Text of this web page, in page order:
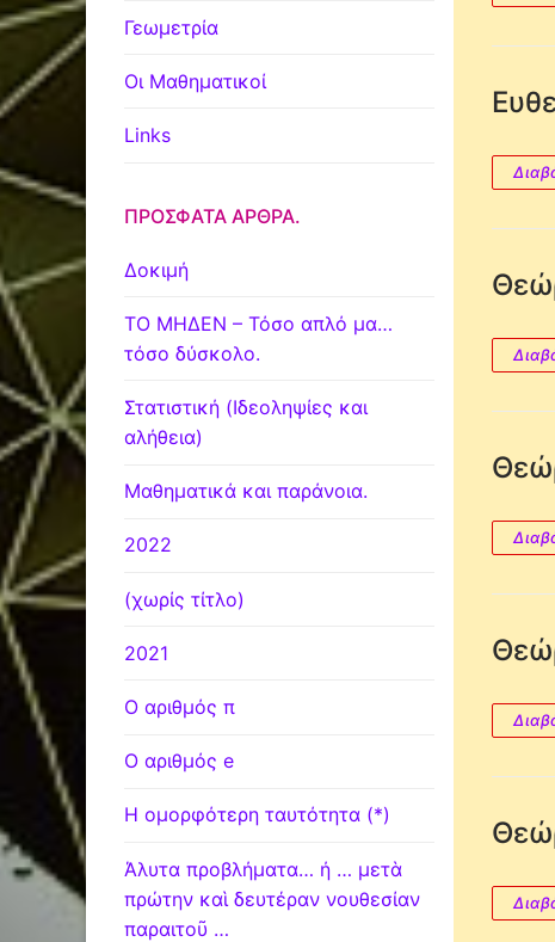
Γεωμετρία
Οι Μαθηματικοί
Links
ΠΡΌΣΦΑΤΑ ΆΡΘΡΑ.
Δοκιμή
ΤΟ ΜΗΔΕΝ – Τόσο απλό μα…
τόσο δύσκολο.
Στατιστική (Ιδεοληψίες και
αλήθεια)
Μαθηματικά και παράνοια.
2022
(χωρίς τίτλο)
2021
Ο αριθμός π
Ο αριθμός e
Η ομορφότερη ταυτότητα (*)
Άλυτα προβλήματα… ή … μετὰ
πρώτην καὶ δευτέραν νουθεσίαν
παραιτοῦ …